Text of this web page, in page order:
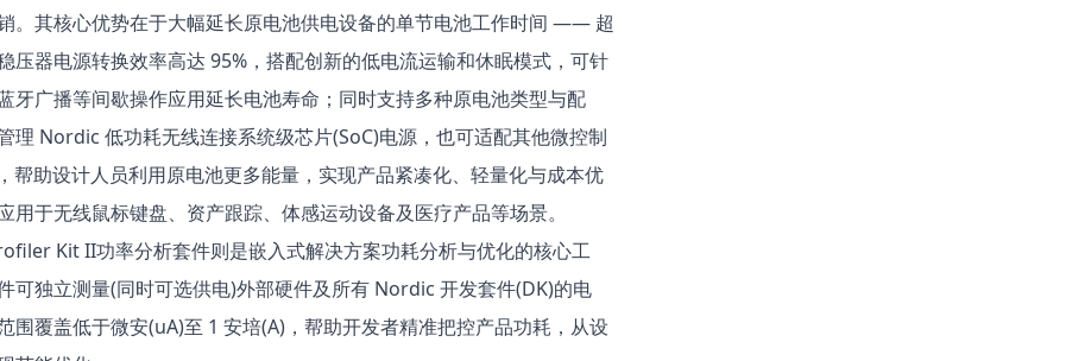
。其核心优势在于大幅延长原电池供电设备的单节电池工作时间 —— 超
压器电源转换效率高达 95%，搭配创新的低电流运输和休眠模式，可针
牙广播等间歇操作应用延长电池寿命；同时支持多种原电池类型与配
理 Nordic 低功耗无线连接系统级芯片(SoC)电源，也可适配其他微控制
帮助设计人员利用原电池更多能量，实现产品紧凑化、轻量化与成本优
用于无线鼠标键盘、资产跟踪、体感运动设备及医疗产品等场景。​
Kit II功率分析套件则是嵌入式解决方案功耗分析与优化的核心工
可独立测量(同时可选供电)外部硬件及所有 Nordic 开发套件(DK)的电
围覆盖低于微安(uA)至 1 安培(A)，帮助开发者精准把控产品功耗，从设